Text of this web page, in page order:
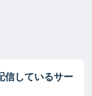
しているサー